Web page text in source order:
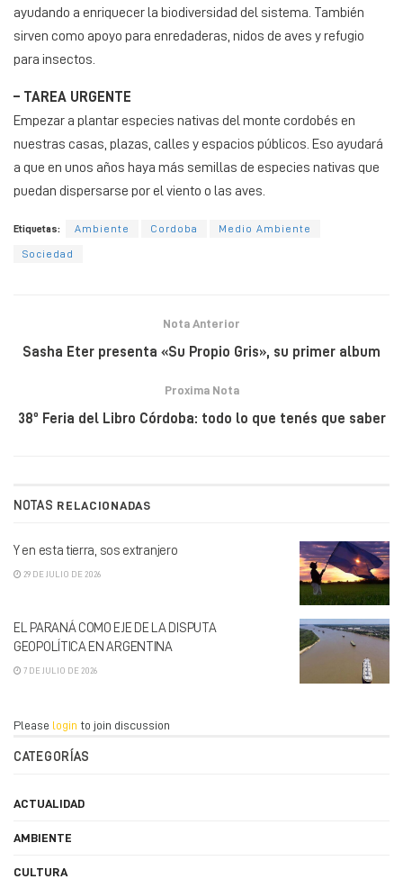
ayudando a enriquecer la biodiversidad del sistema. También
sirven como apoyo para enredaderas, nidos de aves y refugio
para insectos.
– TAREA URGENTE
Empezar a plantar especies nativas del monte cordobés en
nuestras casas, plazas, calles y espacios públicos. Eso ayudará
a que en unos años haya más semillas de especies nativas que
puedan dispersarse por el viento o las aves.
Etiquetas: Ambiente Cordoba Medio Ambiente
Sociedad
Nota Anterior
Sasha Eter presenta «Su Propio Gris», su primer album
Proxima Nota
38º Feria del Libro Córdoba: todo lo que tenés que saber
NOTAS RELACIONADAS
Y en esta tierra, sos extranjero
29 DE JULIO DE 2026
EL PARANÁ COMO EJE DE LA DISPUTA
GEOPOLÍTICA EN ARGENTINA
7 DE JULIO DE 2026
Please login to join discussion
CATEGORÍAS
ACTUALIDAD
AMBIENTE
CULTURA